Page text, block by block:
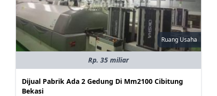
Ruang Usaha
Rp. 35 miliar
Dijual Pabrik Ada 2 Gedung Di Mm2100 Cibitung
Bekasi